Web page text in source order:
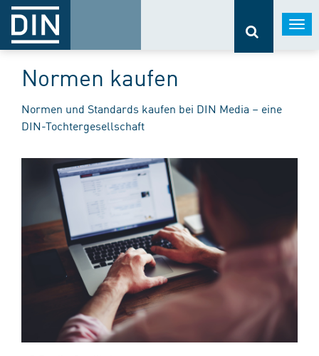
Normen kaufen
Normen und Standards kaufen bei DIN Media – eine
DIN-Tochtergesellschaft